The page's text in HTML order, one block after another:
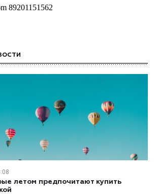
89201151562
летом предпочитают купить